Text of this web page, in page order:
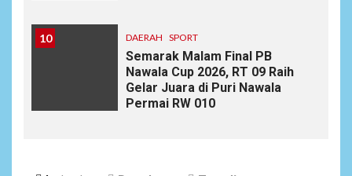
10 DAERAH SPORT
Semarak Malam Final PB
Nawala Cup 2026, RT 09 Raih
Gelar Juara di Puri Nawala
Permai RW 010